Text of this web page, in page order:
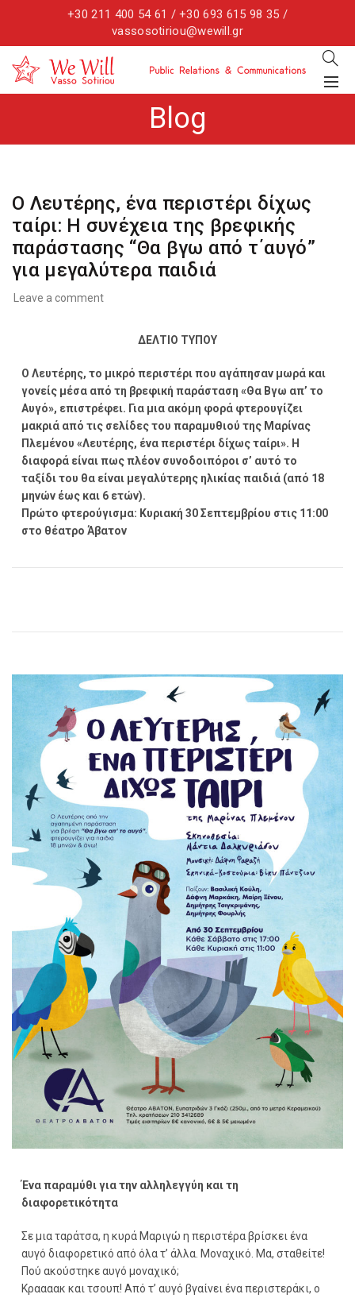
+30 211 400 54 61 / +30 693 615 98 35 /
vassosotiriou@wewill.gr
Blog
Ο Λευτέρης, ένα περιστέρι δίχως
ταίρι: Η συνέχεια της βρεφικής
παράστασης “Θα βγω από τ΄αυγό”
για μεγαλύτερα παιδιά
Leave a comment
ΔΕΛΤΙΟ ΤΥΠΟΥ
Ο Λευτέρης, το μικρό περιστέρι που αγάπησαν μωρά και
γονείς μέσα από τη βρεφική παράσταση «Θα Βγω απ’ το
Αυγό», επιστρέφει. Για μια ακόμη φορά φτερουγίζει
μακριά από τις σελίδες του παραμυθιού της Μαρίνας
Πλεμένου «Λευτέρης, ένα περιστέρι δίχως ταίρι». Η
διαφορά είναι πως πλέον συνοδοιπόροι σ’ αυτό το
ταξίδι του θα είναι μεγαλύτερης ηλικίας παιδιά (από 18
μηνών έως και 6 ετών).
Πρώτο φτερούγισμα: Κυριακή 30 Σεπτεμβρίου στις 11:00
στο θέατρο Άβατον
Ένα παραμύθι για την αλληλεγγύη και τη
διαφορετικότητα
Σε μια ταράτσα, η κυρά Μαριγώ η περιστέρα βρίσκει ένα
αυγό διαφορετικό από όλα τ’ άλλα. Μοναχικό. Μα, σταθείτε!
Πού ακούστηκε αυγό μοναχικό;
Κραααακ και τσουπ! Από τ’ αυγό βγαίνει ένα περιστεράκι, ο